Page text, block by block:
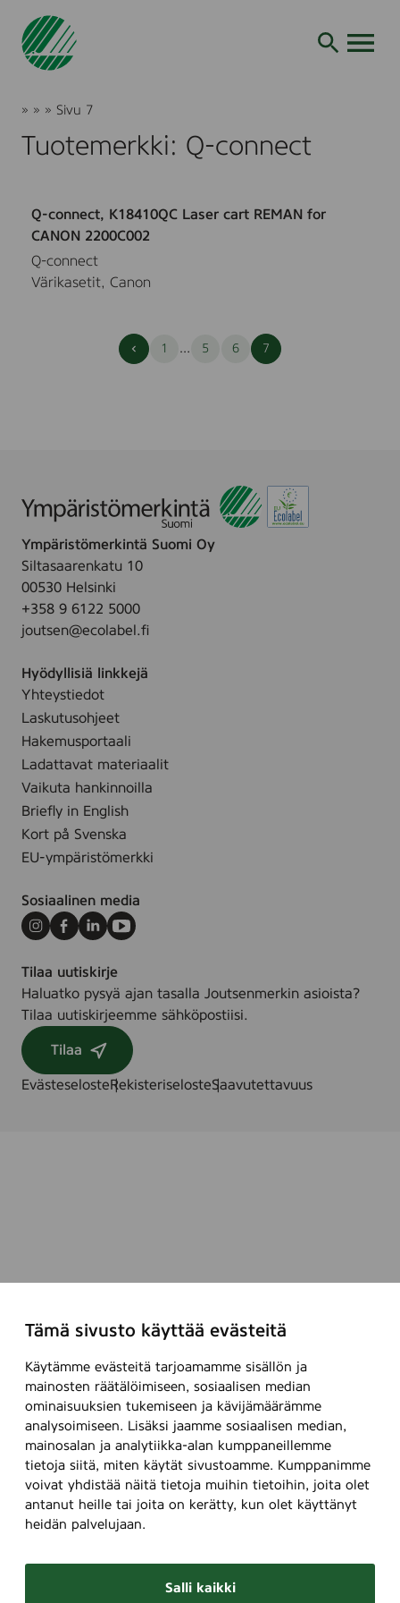
Tämä sivusto käyttää evästeitä
Käytämme evästeitä tarjoamamme sisällön ja
mainosten räätälöimiseen, sosiaalisen median
ominaisuuksien tukemiseen ja kävijämäärämme
analysoimiseen. Lisäksi jaamme sosiaalisen median,
mainosalan ja analytiikka-alan kumppaneillemme
tietoja siitä, miten käytät sivustoamme. Kumppanimme
voivat yhdistää näitä tietoja muihin tietoihin, joita olet
antanut heille tai joita on kerätty, kun olet käyttänyt
heidän palvelujaan.
Salli kaikki
Siirry
Joutsenmerkki
» »
connect
» Sivu 7
Tuotemerkki: Q-connect
Q-connect, K18410QC Laser cart REMAN for
CANON 2200C002
Q-connect
Värikasetit, Canon
Edellinen
sivu
1 … 5 6 7
Ympäristömerkintä Suomi Oy
Siltasaarenkatu 10
00530 Helsinki
+358 9 6122 5000
joutsen@ecolabel.fi
Hyödyllisiä linkkejä
Yhteystiedot
Laskutusohjeet
Hakemusportaali
Ladattavat materiaalit
Vaikuta hankinnoilla
Briefly in English
Kort på Svenska
EU-ympäristömerkki
Sosiaalinen media
Instagram
Facebook
LinkedInYoutube
Tilaa uutiskirje
Haluatko pysyä ajan tasalla Joutsenmerkin asioista?
Tilaa uutiskirjeemme sähköpostiisi.
Tilaa
EvästeselosteRekisteriselosteSaavutettavuus